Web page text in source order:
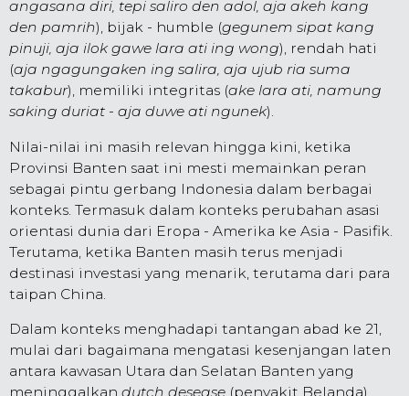
angasana diri, tepi saliro den adol, aja akeh kang
den pamrih), bijak - humble (gegunem sipat kang
pinuji, aja ilok gawe lara ati ing wong), rendah hati
(aja ngagungaken ing salira, aja ujub ria suma
takabur), memiliki integritas (ake lara ati, namung
saking duriat - aja duwe ati ngunek).
Nilai-nilai ini masih relevan hingga kini, ketika
Provinsi Banten saat ini mesti memainkan peran
sebagai pintu gerbang Indonesia dalam berbagai
konteks. Termasuk dalam konteks perubahan asasi
orientasi dunia dari Eropa - Amerika ke Asia - Pasifik.
Terutama, ketika Banten masih terus menjadi
destinasi investasi yang menarik, terutama dari para
taipan China.
Dalam konteks menghadapi tantangan abad ke 21,
mulai dari bagaimana mengatasi kesenjangan laten
antara kawasan Utara dan Selatan Banten yang
meninggalkan dutch desease (penyakit Belanda)